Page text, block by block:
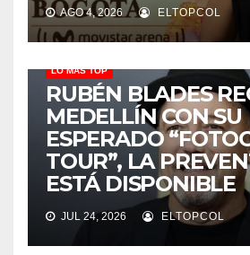
AGO 4, 2026 ELTOPCOL
LO MÁS TOP
RUBÉN BLADES
MEDELLÍN CON SU
ESPERADO
TOUR”, LA
ESTÁ DISPONIBLE
JUL 24, 2026 ELTOPCOL